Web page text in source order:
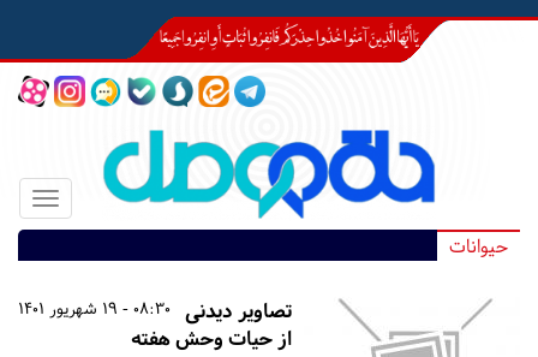
Toggle
حیوانات
08:30 - 19 شهریور 1401
تصاویر دیدنی
از حیات وحش هفته